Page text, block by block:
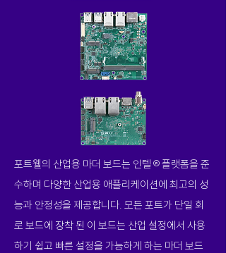
포트웰의 산업용 마더 보드는 인텔 ® 플랫폼을 준
수하며 다양한 산업용 애플리케이션에 최고의 성
능과 안정성을 제공합니다. 모든 포트가 단일 회
로 보드에 장착 된 이 보드는 산업 설정에서 사용
하기 쉽고 빠른 설정을 가능하게 하는 마더 보드